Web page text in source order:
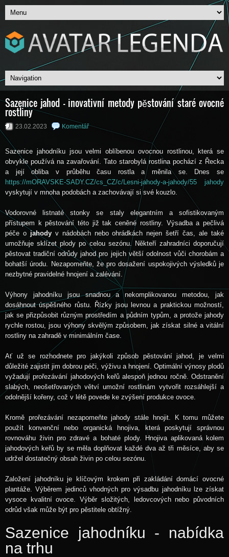
Sazenice jahod - inovativní metody pěstování staré ovocné
rostliny
23.02.2023 Komentář
Sazenice jahodníku jsou velmi oblíbenou ovocnou rostlinou, která se
obvykle používá na zavařování. Tato starobylá rostlina pochází z Řecka
a její obliba v průběhu času rostla a měnila se. Dnes se
https://mORAVSKE-SADY.CZ/cs_CZ/c/Lesni-jahody-a-jahody/55 jahody
vyskytují v mnoha podobách a zachovávají si své kouzlo.
Vodorovné listnaté stonky se staly elegantním a sofistikovaným
přístupem k pěstování této již tak ceněné rostliny. Výsadba a pečlivá
péče o jahodyv nádobách nebo ohrádkách nejen šetří čas, ale také
umožňuje sklízet plody po celou sezónu. Někteří zahradníci doporučují
pěstovat tradiční odrůdy jahod pro jejich větší odolnost vůči chorobám a
bohatší úrodu. Nezapomeňte, že pro dosažení uspokojivých výsledků je
nezbytné pravidelné hnojení a zalévání.
Výhony jahodníku jsou snadnou a nekomplikovanou metodou, jak
dosáhnout úspěšného růstu. Řízky jsou levnou a praktickou možností,
jak se přizpůsobit různým prostředím a půdním typům, a protože jahody
rychle rostou, jsou výhony skvělým způsobem, jak získat silné a vitální
rostliny na zahradě v minimálním čase.
Ať už se rozhodnete pro jakýkoli způsob pěstování jahod, je velmi
důležité zajistit jim dobrou péči, výživu a hnojení. Optimální výnosy plodů
vyžadují prořezávání jahodových keřů alespoň jednou ročně. Odstranění
slabých, neošetřovaných větví umožní rostlinám vytvořit rozsáhlejší a
odolnější kořeny, což v létě povede ke zvýšení produkce ovoce.
Kromě prořezávání nezapomeňte jahody stále hnojit. K tomu můžete
použít konvenční nebo organická hnojiva, která poskytují správnou
rovnováhu živin pro zdravé a bohaté plody. Hnojiva aplikovaná kolem
jahodových keřů by se měla doplňovat každé dva až tři měsíce, aby se
udržel dostatečný obsah živin po celou sezónu.
Založení jahodníku je klíčovým krokem při zakládání domácí ovocné
plantáže. Výběrem jedinců vhodných pro výsadbu jahodníku lze získat
vysoce kvalitní ovoce. Výběr složitých, ledovcových nebo původních
odrůd však může být pro pěstitele obtížný.
Sazenice jahodníku - nabídka
na trhu